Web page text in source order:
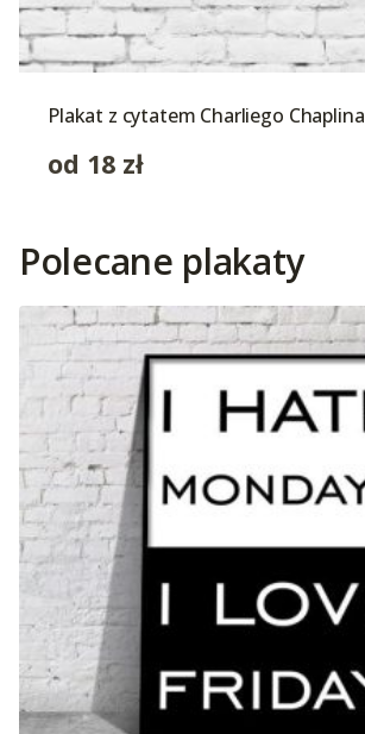
Plakat z cytatem Charliego Chaplina
od 18 zł
Polecane plakaty